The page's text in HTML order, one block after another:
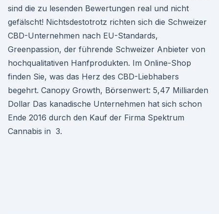
sind die zu lesenden Bewertungen real und nicht
gefälscht! Nichtsdestotrotz richten sich die Schweizer
CBD-Unternehmen nach EU-Standards,
Greenpassion, der führende Schweizer Anbieter von
hochqualitativen Hanfprodukten. Im Online-Shop
finden Sie, was das Herz des CBD-Liebhabers
begehrt. Canopy Growth, Börsenwert: 5,47 Milliarden
Dollar Das kanadische Unternehmen hat sich schon
Ende 2016 durch den Kauf der Firma Spektrum
Cannabis in 3.